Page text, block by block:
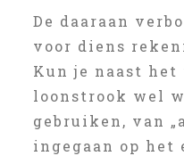
De daaraan
voor diens
Kun je naast het
loonstrook wel
gebruiken, van
ingegaan op